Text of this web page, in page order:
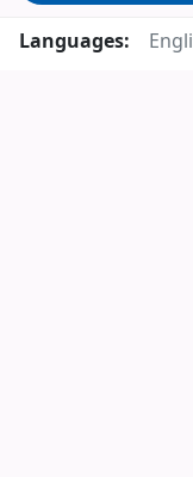
Languages: